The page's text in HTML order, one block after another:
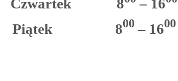
Czwartek 8 – 16
Piątek 800 – 1600